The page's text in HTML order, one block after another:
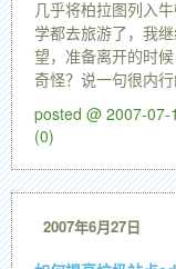
几乎将柏拉图列入
学都去旅游了，我
望，准备离开的时
奇怪？说一句很内
posted @ 2007-
(0)
2007年6月27日